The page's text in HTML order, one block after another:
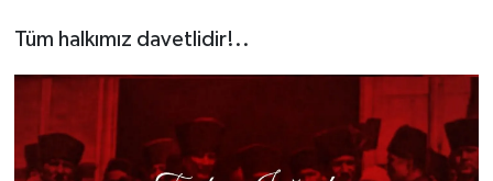
Tüm halkımız davetlidir!..